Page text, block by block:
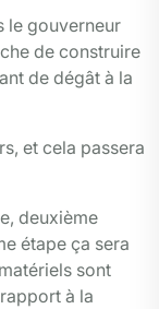
le gouverneur
de construire
de dégât à la
et cela passera
deuxième
étape ça sera
sont
à la